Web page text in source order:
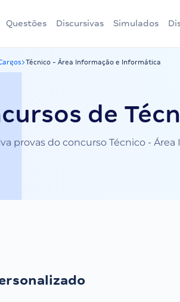
Questões Discursivas Simulados
Técnico - Área Informação e Informática
de
provas do concurso Técnico -